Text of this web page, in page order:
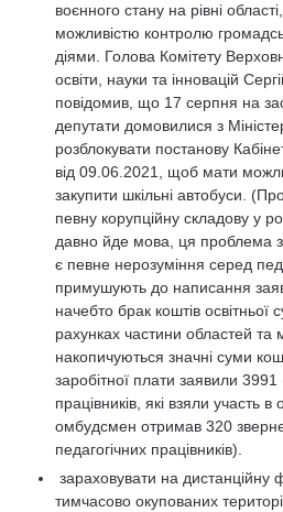
воєнного стану на рівні
можливістю контролю
діями. Голова Комітету
освіти, науки та інновацій
повідомив, що 17 серпня на
депутати домовилися з
розблокувати постанову
від 09.06.2021, щоб мати
закупити шкільні автобуси.
певну корупційну складову у
давно йде мова, ця проблема
є певне нерозуміння серед
примушують до написання
начебто брак коштів освітньої
рахунках частини областей та
накопичуються значні суми
заробітної плати заявили
працівників, які взяли участь в
омбудсмен отримав 320
педагогічних працівників).
зараховувати на дистанційну
тимчасово окупованих